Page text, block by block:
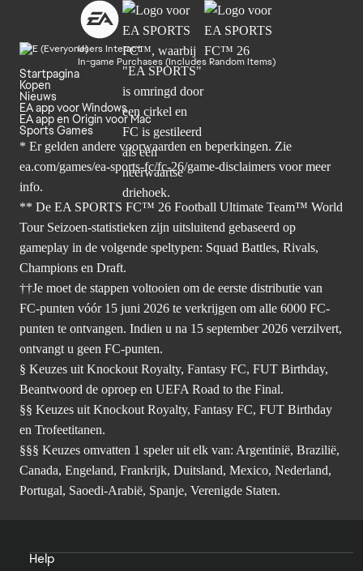
Users Interact
In-game Purchases (Includes Random Items)
Startpagina
Kopen
Nieuws
EA app voor Windows
EA app en Origin voor Mac
Sports Games
* Er gelden andere voorwaarden en beperkingen. Zie
ea.com/games/ea-sports-fc/fc-26/game-disclaimers voor meer
info.
** De EA SPORTS FC™ 26 Football Ultimate Team™ World
Tour Seizoen-statistieken zijn uitsluitend gebaseerd op
gameplay in de volgende speltypen: Squad Battles, Rivals,
Champions en Draft.
††Je moet de stappen voltooien om de eerste distributie van
FC-punten vóór 15 juni 2026 te verkrijgen om alle 6000 FC-
punten te ontvangen. Indien u na 15 september 2026 verzilvert,
ontvangt u geen FC-punten.
§ Keuzes uit Knockout Royalty, Fantasy FC, FUT Birthday,
Beantwoord de oproep en UEFA Road to the Final.
§§ Keuzes uit Knockout Royalty, Fantasy FC, FUT Birthday
en Trofeetitanen.
§§§ Keuzes omvatten 1 speler uit elk van: Argentinië, Brazilië,
Canada, Engeland, Frankrijk, Duitsland, Mexico, Nederland,
Portugal, Saoedi-Arabië, Spanje, Verenigde Staten.
Help